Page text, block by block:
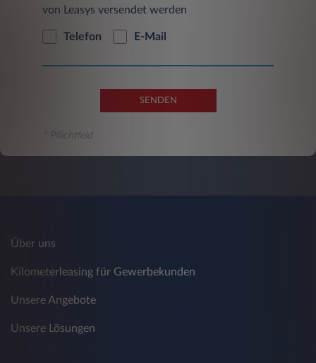
von Leasys versendet werden
Telefon E-Mail
SENDEN
* Pflichtfeld
Über uns
Kilometerleasing für Gewerbekunden
Unsere Angebote
Unsere Lösungen